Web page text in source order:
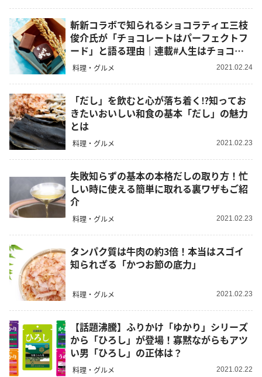
斬新コラボで知られるショコラティエ三枝
俊介氏が「チョコレートはパーフェクトフ
ード」と語る理由｜連載#人生はチョコレ
ート
料理・グルメ 2021.02.24
「だし」を飲むと心が落ち着く⁉︎知ってお
きたいおいしい和食の基本「だし」の魅力
とは
料理・グルメ 2021.02.23
失敗知らずの基本の本格だしの取り方！忙
しい時に使える簡単に取れる裏ワザもご紹
介
料理・グルメ 2021.02.23
タンパク質は牛肉の約3倍！本当はスゴイ
知られざる「かつお節の底力」
料理・グルメ 2021.02.23
【話題沸騰】ふりかけ「ゆかり」シリーズ
から「ひろし」が登場！寡黙ながらもアツ
い男「ひろし」の正体は？
料理・グルメ 2021.02.22